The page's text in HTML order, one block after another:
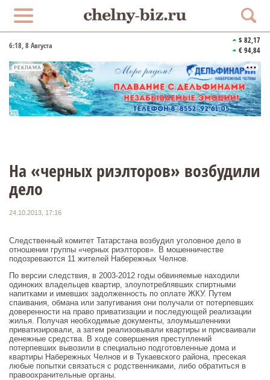
6:18, 8 Августа
$ 82,17
€ 94,84
РЕКЛАМА
На «черных риэлторов» возбудили
дело
24.10.2013, 17:16
Следственный комитет Татарстана возбудил уголовное дело в
отношении группы «черных риэлторов». В мошенничестве
подозреваются 11 жителей Набережных Челнов.
По версии следствия, в 2003-2012 годы обвиняемые находили
одиноких владельцев квартир, злоупотреблявших спиртными
напитками и имевших задолженность по оплате ЖКУ. Путем
спаивания, обмана или запугивания они получали от потерпевших
доверенности на право приватизации и последующей реализации
жилья. Получая необходимые документы, злоумышленники
приватизировали, а затем реализовывали квартиры и присваивали
денежные средства. В ходе совершения преступлений
потерпевших вывозили в специально подготовленные дома и
квартиры Набережных Челнов и в Тукаевского района, пресекая
любые попытки связаться с родственниками, либо обратиться в
правоохранительные органы.